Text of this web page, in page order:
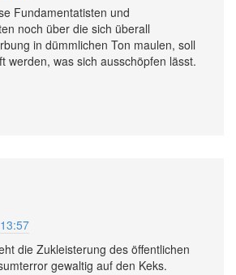
Fundamentatisten und
noch über die sich überall
in dümmlichen Ton maulen, soll
werden, was sich ausschöpfen lässt.
die Zukleisterung des öffentlichen
gewaltig auf den Keks.